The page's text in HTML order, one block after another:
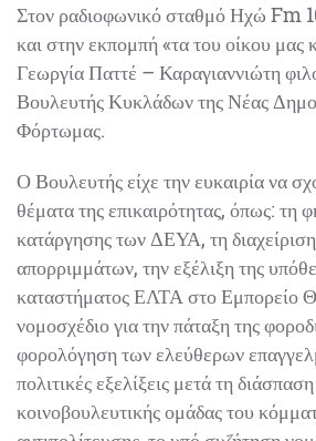
Στον ραδιοφωνικό σταθμό Ηχώ Fm
και στην εκπομπή «τα του οίκου μας
Γεωργία Παττέ – Καραγιαννιώτη
Βουλευτής Κυκλάδων της Νέας
Φόρτωμας.
Ο Βουλευτής είχε την ευκαιρία να
θέματα της επικαιρότητας, όπως: τη
κατάργησης των ΔΕΥΑ, τη
απορριμμάτων, την εξέλιξη της
καταστήματος ΕΛΤΑ στο Εμπορείο
νομοσχέδιο για την πάταξη της
φορολόγηση των ελεύθερων
πολιτικές εξελίξεις μετά τη
κοινοβουλευτικής ομάδας του